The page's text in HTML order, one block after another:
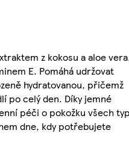
z kokosu a aloe
E. Pomáhá udržovat
hydratovanou, přičemž
po celý den. Díky jemné
péči o pokožku všech
dne, kdy potřebujete